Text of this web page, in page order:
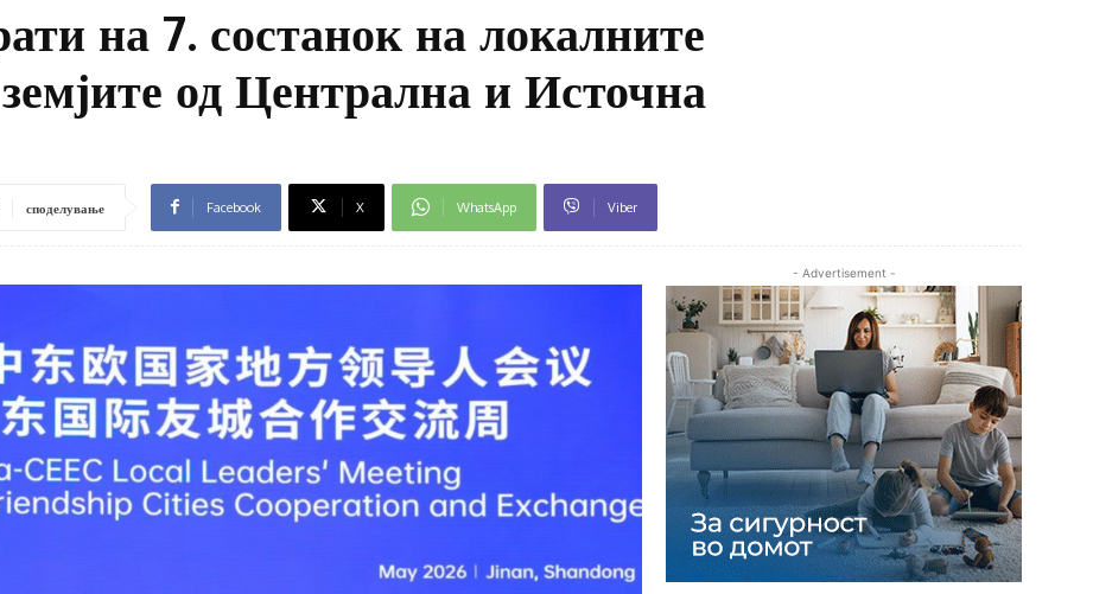
на 7. состанок на локалните
од Централна и Источна
споделување Facebook X WhatsApp Viber
- Advertisement -